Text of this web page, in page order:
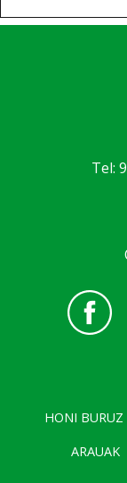
Tel:
HONI BURUZ
ARAUAK